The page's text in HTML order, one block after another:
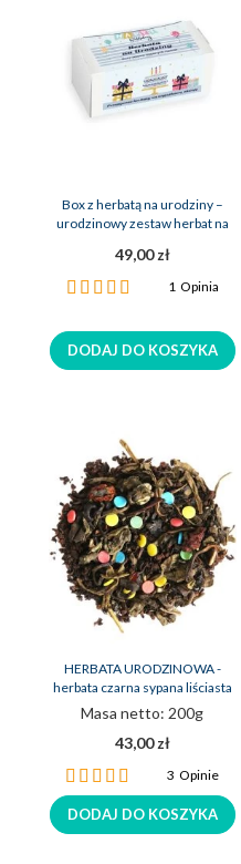
Box z herbatą na urodziny –
urodzinowy zestaw herbat na
49,00 zł
Ocena:
1 Opinia
DODAJ DO KOSZYKA
HERBATA URODZINOWA -
herbata czarna sypana liściasta
Masa netto: 200g
43,00 zł
Ocena:
100%
3Opinie
DODAJ DO KOSZYKA